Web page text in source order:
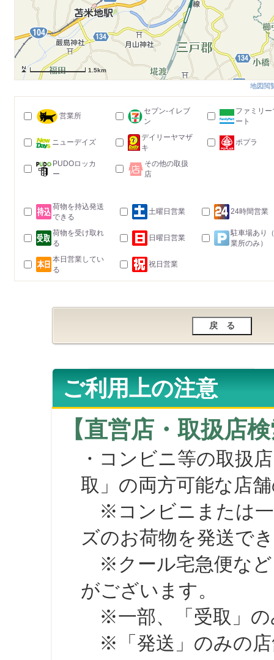
1.5km
地図閲
営業所
セブン-イレブ
ン
ファミリー
ート
ニューデイズ
デイリーヤマザ
キ
ポプラ
PUDOロッカ
ー
その他の取扱
店
荷物を持込発送
できる
土曜日営業 24時間営業
荷物を受け取れ
る
日曜日営業
駐車場あり
業所のみ）
本日営業してい
る
祝日営業
ご利用上の注意
【直営店・取扱店
・コンビニ等の取扱
取」の両方可能な店
※コンビニまたは一
ズのお荷物を発送で
※クール宅急便など
がございます。
※一部、「受取」の
※「発送」のみの店